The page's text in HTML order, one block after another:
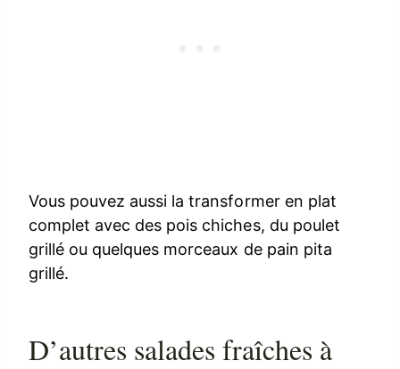
Vous pouvez aussi la transformer en plat
complet avec des pois chiches, du poulet
grillé ou quelques morceaux de pain pita
grillé.
D’autres salades fraîches à